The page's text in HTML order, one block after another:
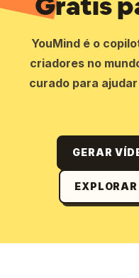
YouMind é o
criadores no
curado para
GERAR